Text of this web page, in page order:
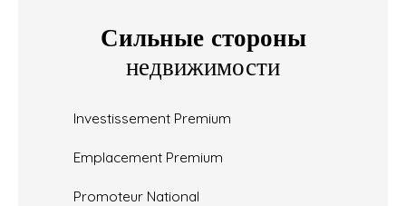
Сильные стороны
недвижимости
Investissement Premium
Emplacement Premium
Promoteur National